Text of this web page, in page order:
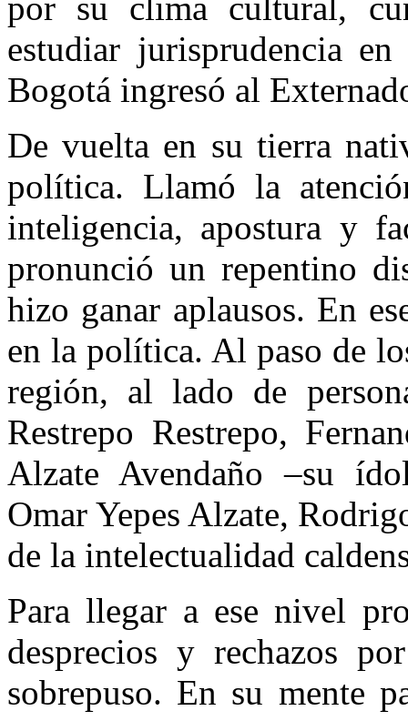
por su clima cultural,
estudiar jurisprudencia
Bogotá ingresó al
De vuelta en su tierra
política. Llamó la
inteligencia, apostura y
pronunció un repentino
hizo ganar aplausos. En
en la política. Al paso de
región, al lado de
Restrepo Restrepo,
Alzate Avendaño –su
Omar Yepes Alzate,
de la intelectualidad
Para llegar a ese nivel
desprecios y rechazos
sobrepuso. En su mente